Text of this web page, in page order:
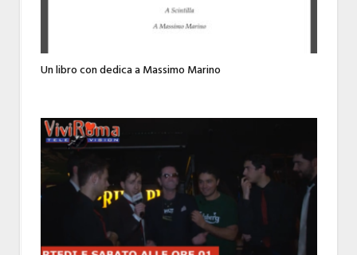
Un libro con dedica a Massimo Marino